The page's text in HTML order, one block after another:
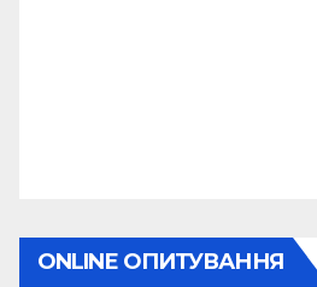
ONLINE ОПИТУВАННЯ